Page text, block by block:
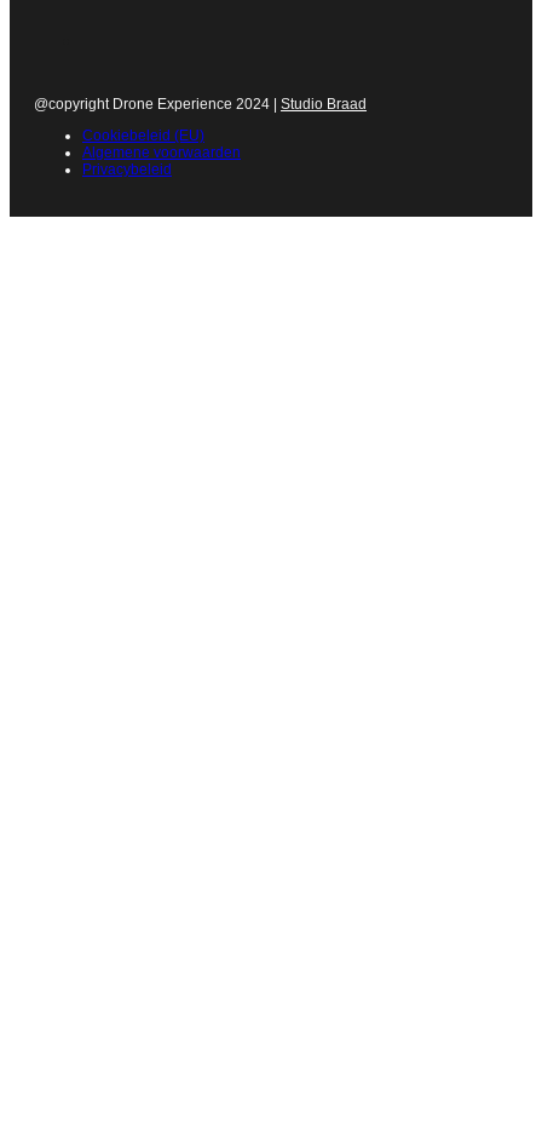
@copyright Drone Experience 2024 | Studio Braad
Cookiebeleid (EU)
Algemene voorwaarden
Privacybeleid